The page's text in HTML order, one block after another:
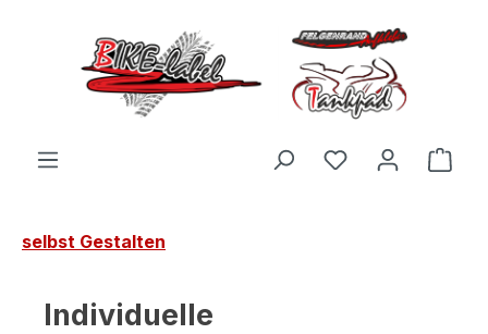
Zum Hauptinhalt springen
Du hast 0
selbst Gestalten
Individuelle